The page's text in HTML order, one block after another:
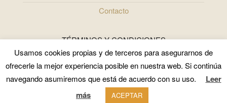
Contacto
TÉRMINOS Y CONDICIONES
Términos y Condiciones
Política de Uso y Privacidad
Politica de cookies
Usamos cookies propias y de terceros para asegurarnos de
ofrecerle la mejor experiencia posible en nuestra web. Si continúa
navegando asumiremos que está de acuerdo con su uso.
Leer
más
ACEPTAR